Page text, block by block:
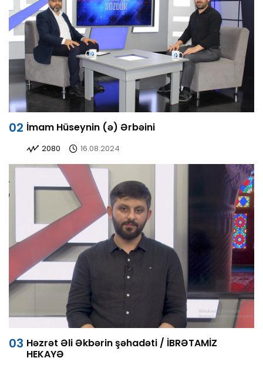
İmam Hüseynin (ə) Ərbəini
2080 16.08.2024
Həzrət Əli Əkbərin şəhadəti / İBRƏTAMİZ
HEKAYƏ